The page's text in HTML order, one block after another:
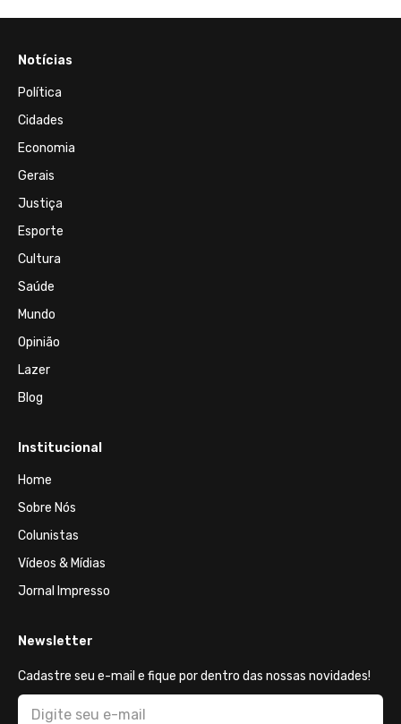
Notícias
Política
Cidades
Economia
Gerais
Justiça
Esporte
Cultura
Saúde
Mundo
Opinião
Lazer
Blog
Institucional
Home
Sobre Nós
Colunistas
Vídeos & Mídias
Jornal Impresso
Newsletter
Cadastre seu e-mail e fique por dentro das nossas novidades!